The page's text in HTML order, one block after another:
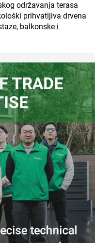
održavanja terasa
prihvatljiva drvena
balkonske i